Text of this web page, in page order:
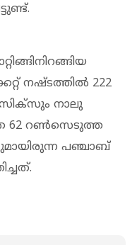
നഷ്ടത്തിൽ 222
സിക്സും നാലു
62 റണ്‍സെടുത്ത
പഞ്ചാബ്